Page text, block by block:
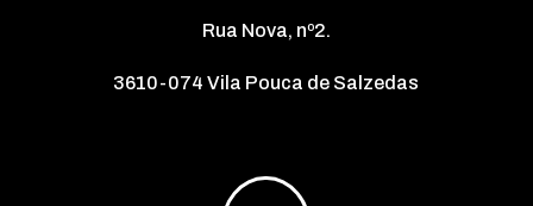
Rua Nova, nº2.
3610-074 Vila Pouca de Salzedas